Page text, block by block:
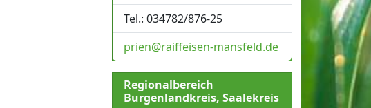
Tel.: 034782/876-25
prien@raiffeisen-mansfeld.de
Regionalbereich
Burgenlandkreis, Saalekreis